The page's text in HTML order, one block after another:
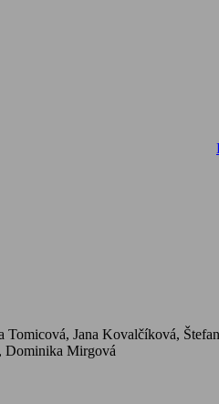
Jana Kovalčíková,
Dominika Mirgová